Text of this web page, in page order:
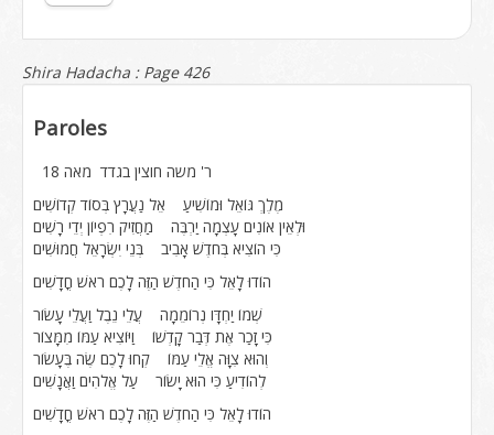
Shira Hadacha : Page 426
Paroles
ר' משה חוצין בגדד מאה 18
מֶלֶךְ גּוֹאֵל וּמוֹשִׁיעַ אֵל נַעֲרָץ בְּסוֹד קְדוֹשִׁים
וּלְאֵין אוֹנִים עָצְמָה יַרְבֶּה מַחֲזִיק רִפְיוֹן יְדֵי רָשִׁים
כִּי הוֹצִיא בְּחֹדֶשׁ אָבִיב בְּנֵי יִשְׂרָאֵל חֲמוּשִׁים
הוֹדוּ לָאֵל כִּי הַחֹדֶשׁ הַזֶּה לָכֶם רֹאשׁ חֳדָשִׁים
שְׁמוֹ יַחְדָּו נְרוֹמֵמָה עֲלֵי נֵבֶל וַעֲלֵי עָשׂוֹר
כִּי זָכַר אֶת דְּבַר קָדְשׁוֹ וַיּוֹצִיא עַמּוֹ מִמָּצוֹר
וְהוּא צִוָּה אֱלֵי עַמּוֹ קְחוּ לָכֶם שֶׂה בֶּעָשׂוֹר
לְהוֹדִיעַ כִּי הוּא יָשׂוֹר עַל אֱלֹהִים וַאֲנָשִׁים
הוֹדוּ לָאֵל כִּי הַחֹדֶשׁ הַזֶּה לָכֶם רֹאשׁ חֳדָשִׁים